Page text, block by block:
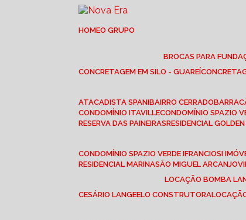
HOME
O GRUPO
BROCAS PARA
CONCRETAGEM EM SILO - GUAREÍ
ATACADISTA SPANI BAIRRO CERRADO
CONDOMÍNIO ITAVILLE CONDOMÍNIO SPAZIO
RESERVA DAS PAINEIRAS RESIDENCIAL
CONDOMÍNIO SPAZIO VERDE I FRANCIOSI
RESIDENCIAL MARINA SÃO MIGUEL ARCANJO
LOCAÇÃO BOMBA
CESÁRIO LANGE ELO CONSTRUTORA